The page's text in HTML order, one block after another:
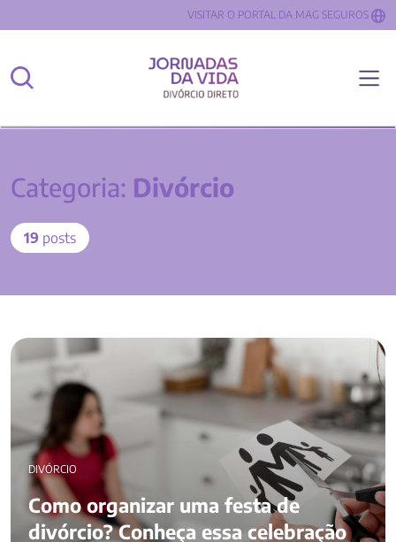
VISITAR O PORTAL DA MAG SEGUROS
Categoria: Divórcio
19 posts
Como organizar uma festa de divórcio? Conheça essa
celebração
DIVÓRCIO
Como organizar uma festa de
divórcio? Conheça essa celebração